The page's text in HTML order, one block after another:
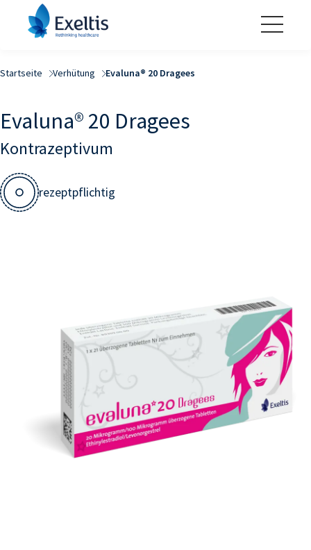
Startseite Verhütung Evaluna® 20 Dragees
Evaluna® 20 Dragees
Kontrazeptivum
rezeptpflichtig